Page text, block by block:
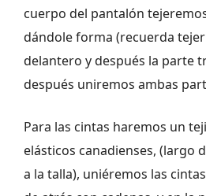
cuerpo del pantalón
dándole forma (recuerda
delantero y después la parte
después uniremos ambas
Para las cintas haremos un
elásticos canadienses, (largo
a la talla), uniéremos las